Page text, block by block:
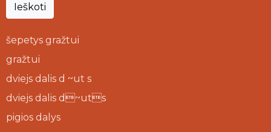
Ieškoti
šepetys gražtui
gražtui
dviejs dalis d ~ut s
dviejs dalis d~uts
pigios dalys